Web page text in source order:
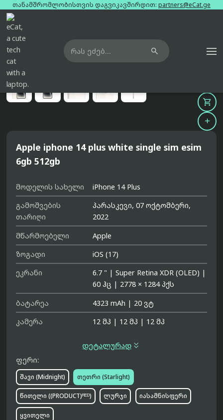
თანამშრომლობისთვის დაგვიკავშირდით: partners@eCat.ge

მთავარი ტელეფონები

Apple iphone 14 plus white single sim esim
6gb 512gb
მოდელის სახელი
iPhone 14 Plus
გამოშვების
თარიღი
პარასკევი, 07 ოქტომბერი,
2022
მწარმოებელი
Apple
ზოგადი
iOS (17)
ეკრანი
6.7 " | Super Retina XDR (OLED) |
60 ჰც | 2778 × 1284 პქს
ბატარეა
4323 mAh | 20 ვტ
კამერა
12 მპ | 12 მპ | 12 მპ
დეტალურად 
ფერი:
შავი (Midnight) თეთრი (Starlight)
წითელი ((PRODUCT)ᴿᴱᴰ) ლურჯი იასამნისფერი
ყვითელი

